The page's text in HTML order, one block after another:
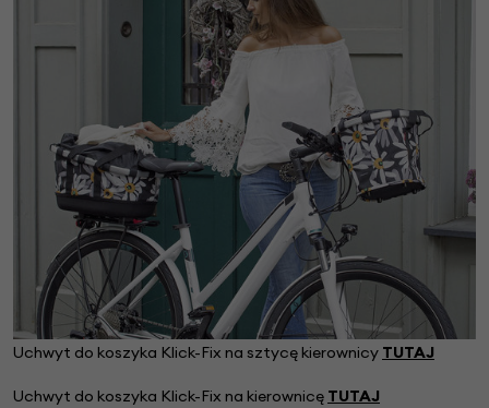
Uchwyt do koszyka Klick-Fix na sztycę kierownicy TUTAJ
Uchwyt do koszyka Klick-Fix na kierownicę TUTAJ